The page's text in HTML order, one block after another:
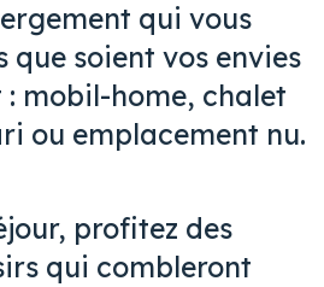
qui vous
que soient vos envies
mobil-home, chalet
ou emplacement nu.
profitez des
qui combleront